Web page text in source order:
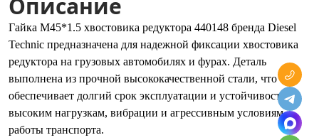
Описание
Гайка М45*1.5 хвостовика редуктора 440148 бренда Diesel
Technic предназначена для надежной фиксации хвостовика
редуктора на грузовых автомобилях и фурах. Деталь
выполнена из прочной высококачественной стали, что
обеспечивает долгий срок эксплуатации и устойчивость к
высоким нагрузкам, вибрации и агрессивным условиям
работы транспорта.